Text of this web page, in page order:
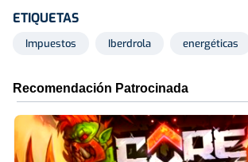
ETIQUETAS
Impuestos Iberdrola energéticas